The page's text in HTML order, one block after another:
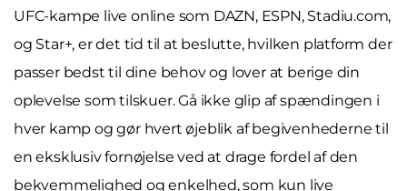
UFC-kampe live online som DAZN, ESPN, Stadiu.com,
og Star+, er det tid til at beslutte, hvilken platform der
passer bedst til dine behov og lover at berige din
oplevelse som tilskuer. Gå ikke glip af spændingen i
hver kamp og gør hvert øjeblik af begivenhederne til
en eksklusiv fornøjelse ved at drage fordel af den
bekvemmelighed og enkelhed, som kun live